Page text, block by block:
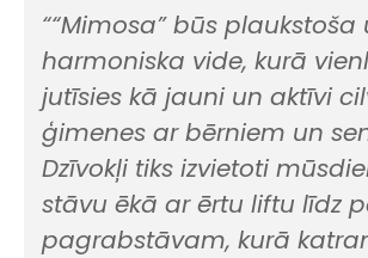
““Mimosa” būs plaukstoša
harmoniska vide, kurā
jutīsies kā jauni un aktīvi
ģimenes ar bērniem un
Dzīvokļi tiks izvietoti
stāvu ēkā ar ērtu liftu līdz
pagrabstāvam, kurā